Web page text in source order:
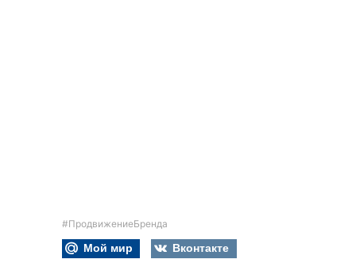
#ПродвижениеБренда
Мой мир
Вконтакте